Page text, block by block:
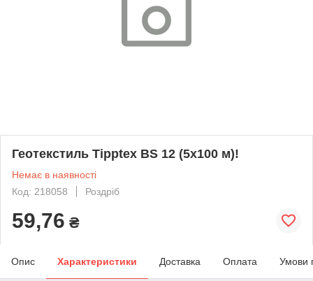
Геотекстиль Tipptex BS 12 (5x100 м)!
Немає в наявності
Код: 218058
Роздріб
59,76 ₴
Опис Характеристики Доставка Оплата Умови